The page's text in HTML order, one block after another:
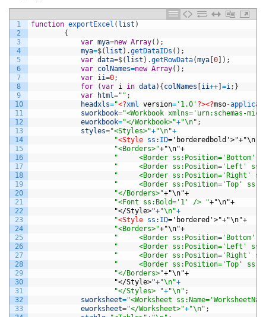
1
2
3
4
5
6
7
8
9
10
11
12
13
14
15
16
17
18
19
20
21
22
23
24
25
26
27
28
29
30
31
32
33
function exportExcel ( list )
{
var mya=new Array( ) ;
mya=$( list ) .getDataIDs ( ) ;
var data=$( list ) .getRowData(mya [0] ) ;
var colNames=new Array( ) ;
var ii=0;
for
(var i in data) {colNames [ii++]=i ; }
var
html="" ;
headxls="<?xml version= '1.0' ?><?mso-
sworkbook="<Workbook xmlns='urn:schemas-
eworkbook="</Workbook>"+"\n" ;
styles="<Styles>"+"\n"+
"<Style ss : ID='borderedbold'>"+"\n"+
"<Borders>"+"\n"+
"	  <Border
"	  <Border ss:Position='Left'
"	  <Border ss:Position='Right'
"	  <Border ss:Position='Top'
"</Borders>"+"\n"+
"<Font ss:Bold='1' /> "+"\n"+
"</Style>"+"\n"+
"<Style ss : ID='bordered'>"+"\n"+
"<Borders>"+"\n"+
"	  <Border
"	  <Border ss:Position='Left'
"	  <Border ss:Position='Right'
"	  <Border ss:Position='Top'
"</Borders>"+"\n"+
"</Style>"+"\n"+
"</Styles> "+"\n" ;
sworksheet="<Worksheet
eworksheet="</Worksheet>"+"\n" ;